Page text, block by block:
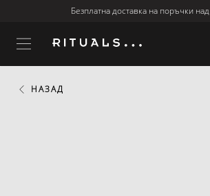
Безплатна доставка на поръчки над
НАЗАД